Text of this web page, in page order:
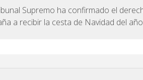
Supremo ha confirmado el
a recibir la cesta de Navidad del año